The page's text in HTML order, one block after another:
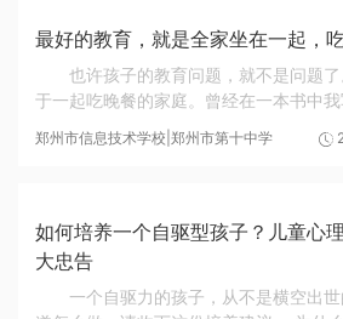
最好的教育，就是全家坐在一起，
也许孩子的教育问题，就不是问题
于一起吃晚餐的家庭。曾经在一本书中我
要在一起吃饭，吃很多很多顿饭。”在儿
大》中，许多有趣的细节、故事都出自我
郑州市信息技术学校|郑州市第十中学
如何培养一个自驱型孩子？儿童心
大忠告
一个自驱力的孩子，从不是横空出